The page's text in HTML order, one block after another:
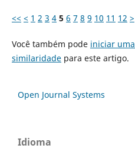
<< < 1 2 3 4 5 6 7 8 9 10 11 12 >
Você também pode iniciar
similaridadepara este artigo.
Open Journal Systems
Idioma